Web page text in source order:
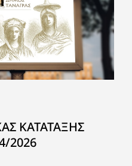
ΚΑΤΑΤΑΞΗΣ
2026